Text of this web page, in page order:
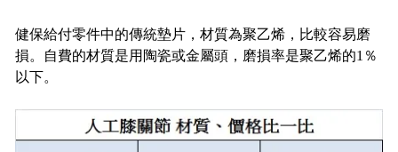
健保給付零件中的傳統墊片，材質為聚乙烯，比較容易磨
損。自費的材質是用陶瓷或金屬頭，磨損率是聚乙烯的1％
以下。